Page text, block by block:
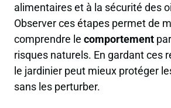
alimentaires et à la sécurité des
Observer ces étapes permet de
comprendre le comportement
risques naturels. En gardant ces
le jardinier peut mieux protéger
sans les perturber.